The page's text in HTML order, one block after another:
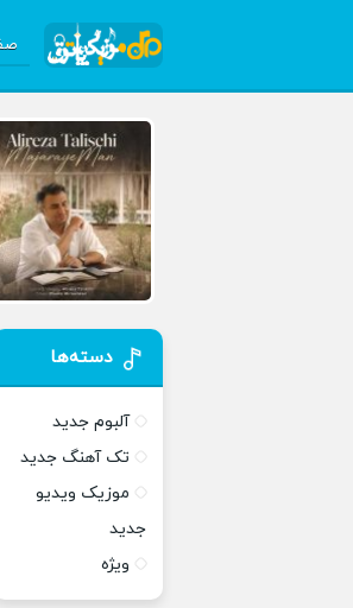
دسته‌ها
آلبوم جدید
تک آهنگ جدید
موزیک ویدیو
جدید
ویژه